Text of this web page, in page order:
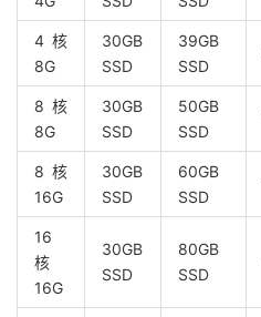
4 核
8G
30GB
SSD
39GB
SSD
8 核
8G
30GB
SSD
50GB
SSD
8 核
16G
30GB
SSD
60GB
SSD
16
核
16G
30GB
SSD
80GB
SSD